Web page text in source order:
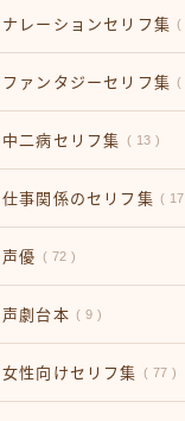
ナレーションセリフ集
ファンタジーセリフ集
中二病セリフ集 13
仕事関係のセリフ集 17
声優 72
声劇台本 9
女性向けセリフ集 77